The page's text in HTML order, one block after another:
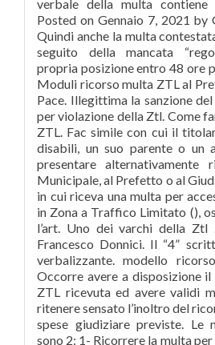
verbale della multa
Posted on Gennaio 7, 2021 by
Quindi anche la multa
seguito della mancata
propria posizione entro 48 ore
Moduli ricorso multa ZTL al
Pace. Illegittima la sanzione
per violazione della Ztl. Come
ZTL. Fac simile con cui il
disabili, un suo parente o un
presentare alternativamente
Municipale, al Prefetto o al
in cui riceva una multa per
in Zona a Traffico Limitato (),
l’art. Uno dei varchi della Ztl
Francesco Donnici. Il “4”
verbalizzante. modello
Occorre avere a disposizione
ZTL ricevuta ed avere validi
ritenere sensato l’inoltro del
spese giudiziare previste. Le
sono 2: 1- Ricorrere la multa